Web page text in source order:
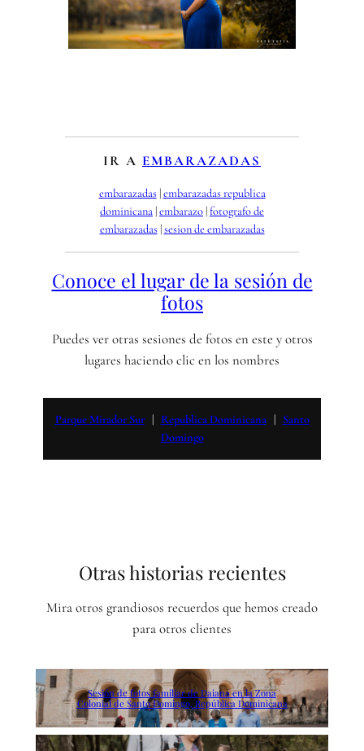
IR A EMBARAZADAS
embarazadas | embarazadas republica
dominicana | embarazo | fotografo de
embarazadas | sesion de embarazadas
Conoce el lugar de la sesión de
fotos
Puedes ver otras sesiones de fotos en este y otros
lugares haciendo clic en los nombres
Parque Mirador Sur
   |
Republica Dominicana
   |
Santo
Domingo
Otras historias recientes
Mira otros grandiosos recuerdos que hemos creado
para otros clientes
Sesión de fotos familiar de Daiana en la Zona
Colonial de Santo Domingo, República Dominicana